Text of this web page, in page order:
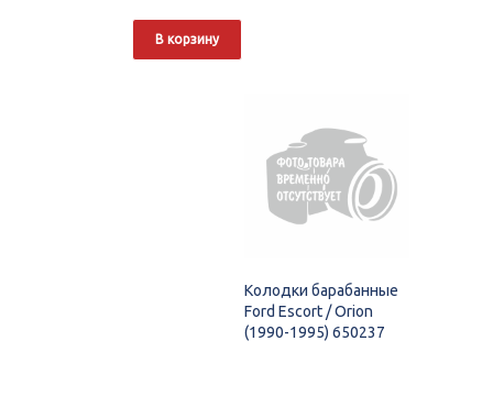
В корзину
Колодки барабанные
Ford Escort / Orion
(1990-1995) 650237